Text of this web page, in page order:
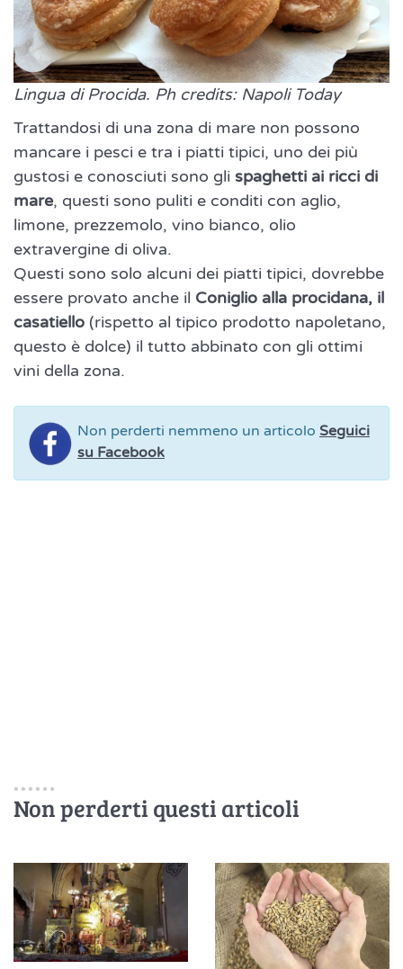
Lingua di Procida. Ph credits: Napoli Today
Trattandosi di una zona di mare non possono
mancare i pesci e tra i piatti tipici, uno dei più
gustosi e conosciuti sono gli spaghetti ai ricci di
mare, questi sono puliti e conditi con aglio,
limone, prezzemolo, vino bianco, olio
extravergine di oliva.
Questi sono solo alcuni dei piatti tipici, dovrebbe
essere provato anche il Coniglio alla procidana, il
casatiello (rispetto al tipico prodotto napoletano,
questo è dolce) il tutto abbinato con gli ottimi
vini della zona.
Non perderti nemmeno un articolo Seguici
su Facebook
Non perderti questi articoli